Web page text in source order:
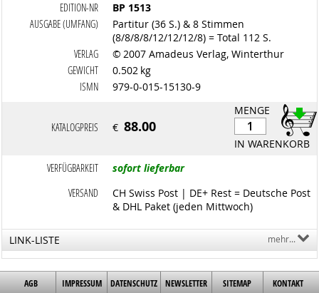
EDITION-NR
BP 1513
AUSGABE (UMFANG)
Partitur (36 S.) & 8 Stimmen
(8/8/8/8/12/12/12/8) = Total 112 S.
VERLAG
© 2007 Amadeus Verlag, Winterthur
GEWICHT
0.502 kg
ISMN
979-0-015-15130-9
MENGE
IN WARENKORB
KATALOGPREIS €88.00
VERFÜGBARKEIT
sofort lieferbar
VERSAND
CH Swiss Post | DE+ Rest = Deutsche Post
& DHL Paket (jeden Mittwoch)
LINK-LISTE mehr...
AGB IMPRESSUM DATENSCHUTZ NEWSLETTER SITEMAP KONTAKT